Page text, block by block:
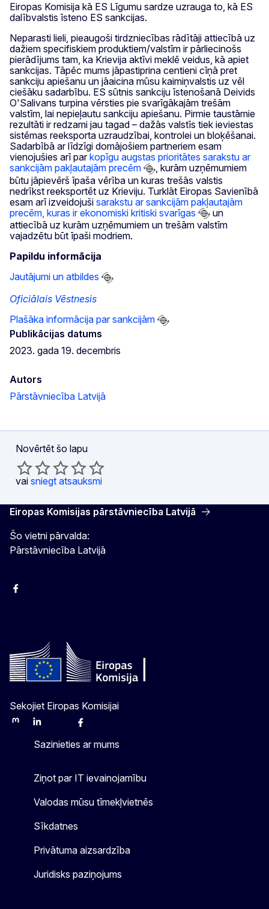
Eiropas Komisija kā ES Līgumu sardze uzrauga to, kā ES
dalībvalstis īsteno ES sankcijas.
Neparasti lieli, pieaugoši tirdzniecības rādītāji attiecībā uz
dažiem specifiskiem produktiem/valstīm ir pārliecinošs
pierādījums tam, ka Krievija aktīvi meklē veidus, kā apiet
sankcijas. Tāpēc mums jāpastiprina centieni cīņā pret
sankciju apiešanu un jāaicina mūsu kaimiņvalstis uz vēl
ciešāku sadarbību. ES sūtnis sankciju īstenošanā Deivids
O'Salivans turpina vērsties pie svarīgākajām trešām
valstīm, lai nepieļautu sankciju apiešanu. Pirmie taustāmie
rezultāti ir redzami jau tagad – dažās valstīs tiek ieviestas
sistēmas reeksporta uzraudzībai, kontrolei un bloķēšanai.
Sadarbībā ar līdzīgi domājošiem partneriem esam
vienojušies arī parkopīgu augstas prioritātes sarakstu ar
sankcijām pakļautajām precēm
, kurām uzņēmumiem
būtu jāpievērš īpaša vērība un kuras trešās valstis
nedrīkst reeksportēt uz Krieviju. Turklāt Eiropas Savienībā
esam arī izveidojuši sarakstu ar sankcijām pakļautajām
precēm, kuras ir ekonomiski kritiski svarīgas
un
attiecībā uz kurām uzņēmumiem un trešām valstīm
vajadzētu būt īpaši modriem.
Papildu informācija
Jautājumi un atbildes
Oficiālais Vēstnesis
Plašāka informācija par sankcijām
Publikācijas datums
2023. gada 19. decembris
Autors
Pārstāvniecība Latvijā
Novērtēt šo lapu
vai sniegt atsauksmi
Eiropas Komisijas pārstāvniecība Latvijā
Šo vietni pārvalda:
Pārstāvniecība Latvijā
Facebook
Sekojiet Eiropas Komisijai
MastodonLinkedInBlueskyFacebook
Sazinieties ar mums
Ziņot par IT ievainojamību
Valodas mūsu tīmekļvietnēs
Sīkdatnes
Privātuma aizsardzība
Juridisks paziņojums